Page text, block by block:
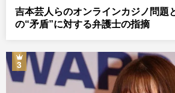
吉本芸人らのオンラインカジノ問題
の“矛盾”に対する弁護士の指摘
3